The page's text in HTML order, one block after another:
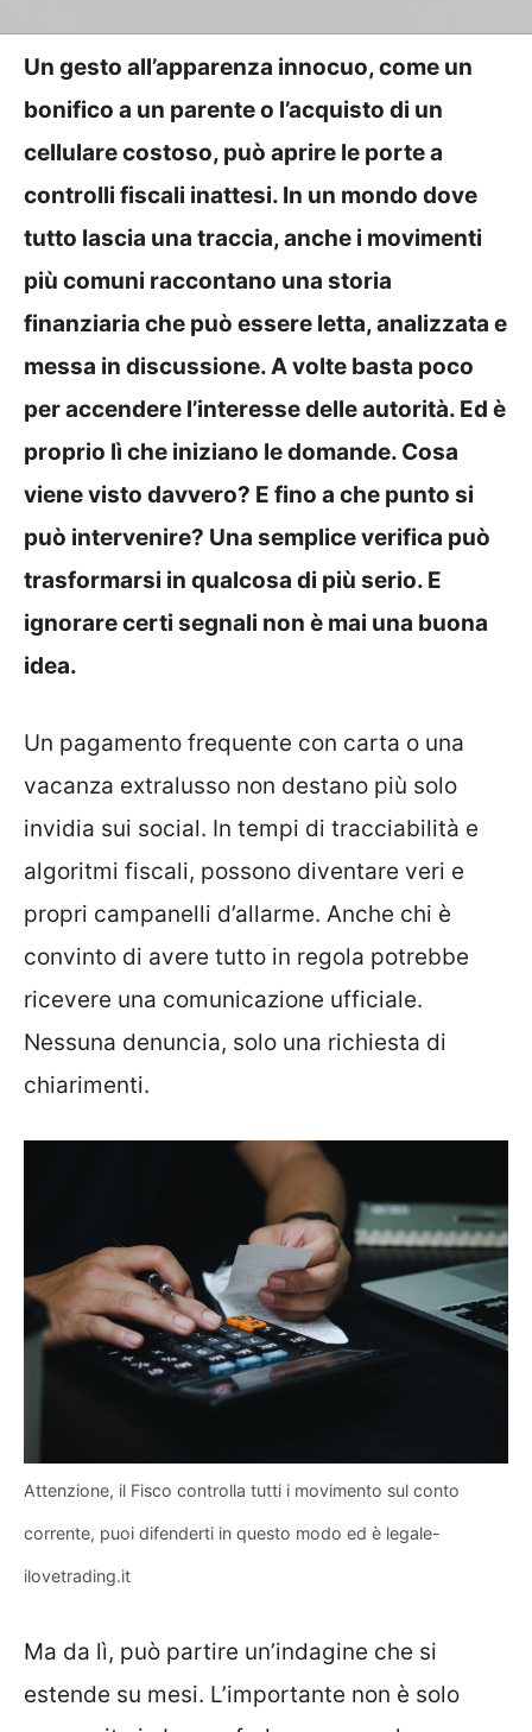
Un gesto all’apparenza innocuo, come un
bonifico a un parente o l’acquisto di un
cellulare costoso, può aprire le porte a
controlli fiscali inattesi. In un mondo dove
tutto lascia una traccia, anche i movimenti
più comuni raccontano una storia
finanziaria che può essere letta, analizzata e
messa in discussione. A volte basta poco
per accendere l’interesse delle autorità. Ed è
proprio lì che iniziano le domande. Cosa
viene visto davvero? E fino a che punto si
può intervenire? Una semplice verifica può
trasformarsi in qualcosa di più serio. E
ignorare certi segnali non è mai una buona
idea.
Un pagamento frequente con carta o una
vacanza extralusso non destano più solo
invidia sui social. In tempi di tracciabilità e
algoritmi fiscali, possono diventare veri e
propri campanelli d’allarme. Anche chi è
convinto di avere tutto in regola potrebbe
ricevere una comunicazione ufficiale.
Nessuna denuncia, solo una richiesta di
chiarimenti.
Attenzione, il Fisco controlla tutti i movimento sul conto
corrente, puoi difenderti in questo modo ed è legale-
ilovetrading.it
Ma da lì, può partire un’indagine che si
estende su mesi. L’importante non è solo